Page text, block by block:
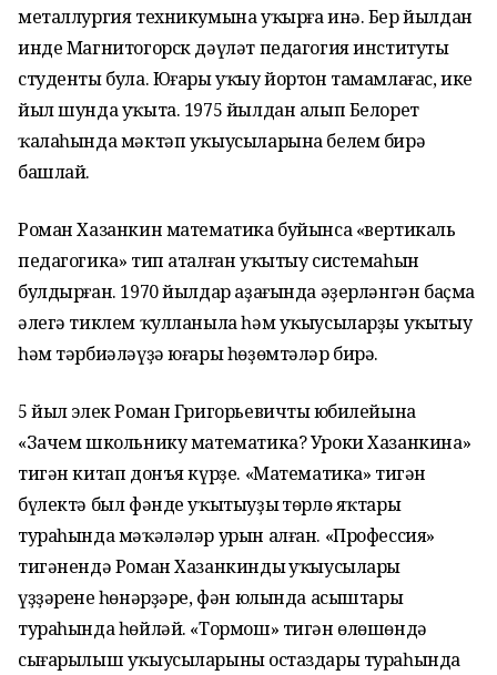
металлургия техникумына уҡырға инә. Бер йылдан
инде Магнитогорск дәүләт педагогия институты
студенты була. Юғары уҡыу йортон тамамлағас, ике
йыл шунда уҡыта. 1975 йылдан алып Белорет
ҡалаһында мәктәп уҡыусыларына белем бирә
башлай.
Роман Хазанкин математика буйынса «вертикаль
педагогика» тип аталған уҡытыу системаһын
булдырған. 1970 йылдар аҙағында әҙерләнгән баҫма
әлегә тиклем ҡулланыла һәм уҡыусыларҙы уҡытыу
һәм тәрбиәләүҙә юғары һөҙөмтәләр бирә.
5 йыл элек Роман Григорьевичтың юбилейына
«Зачем школьнику математика? Уроки Хазанкина»
тигән китап донъя күрҙе. «Математика» тигән
бүлектә был фәнде уҡытыуҙың төрлө яҡтары
тураһында мәҡәләләр урын алған. «Профессия»
тигәнендә Роман Хазанкиндың уҡыусылары
үҙҙәренең һөнәрҙәре, фән юлында асыштары
тураһында һөйләй. «Тормош» тигән өлөшөндә
сығарылыш уҡыусыларының остаздары тураһында